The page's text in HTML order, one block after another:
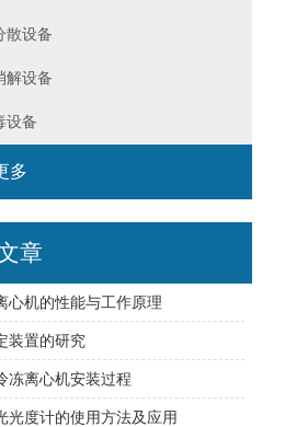
散设备
解设备
设备
多
章
心机的性能与工作原理
装置的研究
冻离心机安装过程
光度计的使用方法及应用